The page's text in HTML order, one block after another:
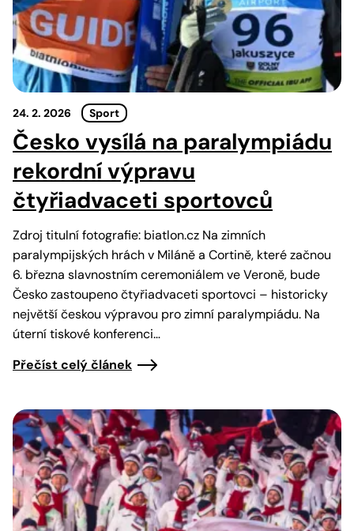
24. 2. 2026 Sport
Česko vysílá na paralympiádu
rekordní výpravu
čtyřiadvaceti sportovců
Zdroj titulní fotografie: biatlon.cz Na zimních
paralympijských hrách v Miláně a Cortině, které začnou
6. března slavnostním ceremoniálem ve Veroně, bude
Česko zastoupeno čtyřiadvaceti sportovci – historicky
největší českou výpravou pro zimní paralympiádu. Na
úterní tiskové konferenci…
Přečíst celý článek